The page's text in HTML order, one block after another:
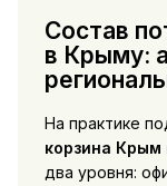
Состав
в Крыму:
На практике
корзина Крым
два уровня: